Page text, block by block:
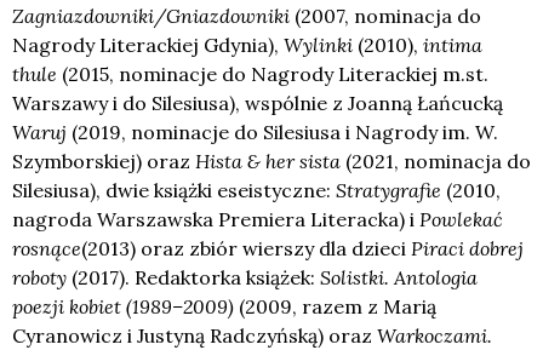
Zagniazdowniki/Gniazdowniki (2007, nominacja do
Nagrody Literackiej Gdynia), Wylinki (2010), intima
thule (2015, nominacje do Nagrody Literackiej m.st.
Warszawy i do Silesiusa), wspólnie z Joanną Łańcucką
Waruj (2019, nominacje do Silesiusa i Nagrody im. W.
Szymborskiej) oraz Hista & her sista (2021, nominacja do
Silesiusa), dwie książki eseistyczne: Stratygrafie (2010,
nagroda Warszawska Premiera Literacka) i Powlekać
rosnące(2013) oraz zbiór wierszy dla dzieci Piraci dobrej
roboty (2017). Redaktorka książek: Solistki. Antologia
poezji kobiet (1989–2009) (2009, razem z Marią
Cyranowicz i Justyną Radczyńską) oraz Warkoczami.